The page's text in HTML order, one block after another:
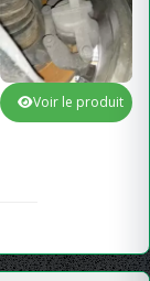
Voir le produit